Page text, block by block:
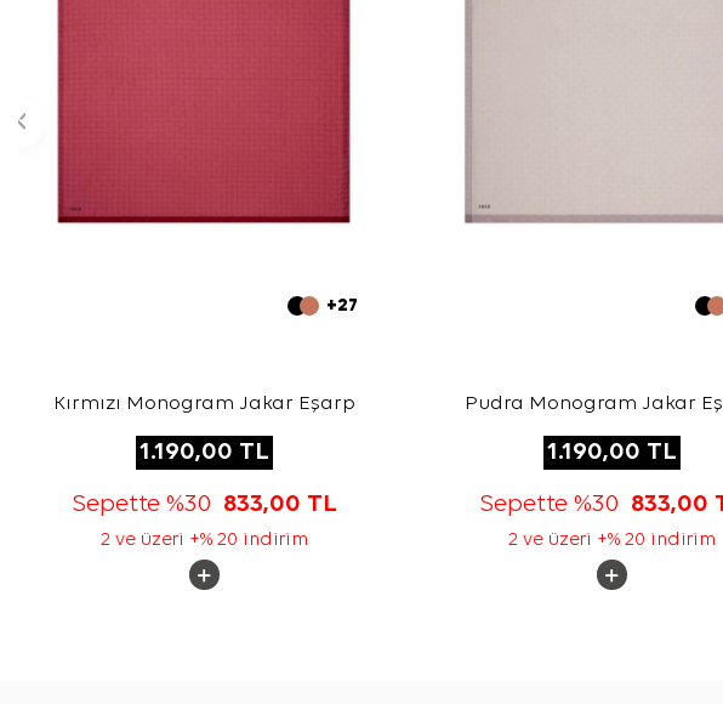
+27
Kırmızı Monogram Jakar Eşarp
1.190,00 TL
Sepette %30 833,00 TL
2 ve üzeri +% 20 indirim
Pudra Monogram Jakar
1.190,00 TL
Sepette %30 833,00
2 ve üzeri +% 20 indirim